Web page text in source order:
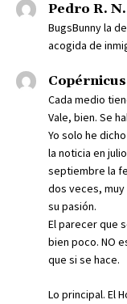
Pedro R. N.
BugsBunny la
acogida de
Copérnicus
Cada medio
Vale, bien. Se
Yo solo he
la noticia en
septiembre la
dos veces,
su pasión.
El parecer que
bien poco. NO
que si se hace.
Lo principal. El